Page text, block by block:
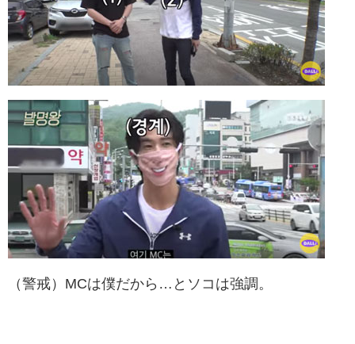
（警戒）MCは僕だから…とソコは強調。